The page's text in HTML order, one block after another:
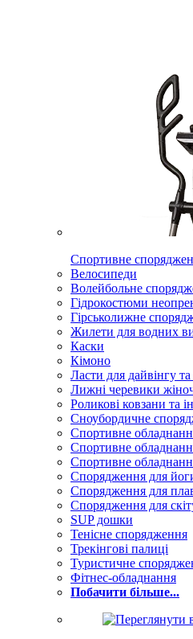
Спортивне
Велосипеди
Волейбольне
Гідрокостюми
Гірськолижне
Жилети для водних
Каски
Кімоно
Ласти для дайвінгу
Лижні черевики
Роликові ковзани та
Сноубордичне
Спортивне
Спортивне
Спортивне
Спорядження для
Спорядження для
Спорядження для
SUP дошки
Тенісне спорядження
Трекінгові палиці
Туристичне
Фітнес-обладнання
Побачити більше...